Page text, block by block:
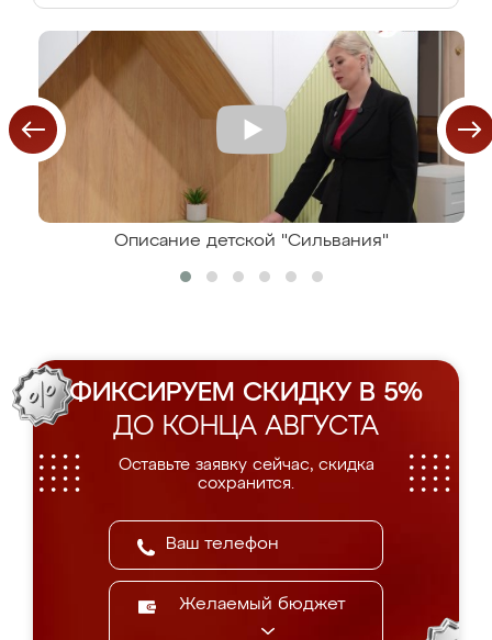
Описание детской "Сильвания"
ФИКСИРУЕМ СКИДКУ В 5%
ДО КОНЦА АВГУСТА
Оставьте заявку сейчас, скидка
сохранится.
Желаемый бюджет